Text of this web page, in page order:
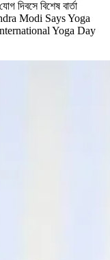
দিবসে বিশেষ বার্তা
Modi Says Yoga
Yoga Day